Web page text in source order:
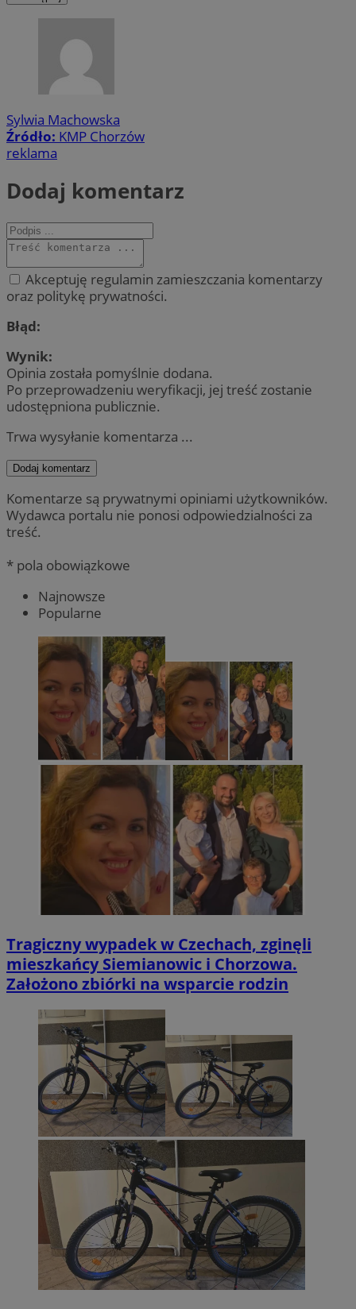
Sylwia Machowska
Źródło: KMP Chorzów
reklama
Dodaj komentarz
Akceptuję regulamin zamieszczania komentarzy
oraz politykę prywatności.
Błąd:
Wynik:
Opinia została pomyślnie dodana.
Po przeprowadzeniu weryfikacji, jej treść zostanie
udostępniona publicznie.
Trwa wysyłanie komentarza ...
Dodaj komentarz
Komentarze są prywatnymi opiniami użytkowników.
Wydawca portalu nie ponosi odpowiedzialności za
treść.
* pola obowiązkowe
Najnowsze
Popularne
Tragiczny wypadek w Czechach, zginęli
mieszkańcy Siemianowic i Chorzowa.
Założono zbiórki na wsparcie rodzin